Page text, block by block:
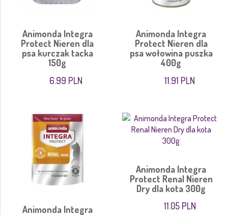
Animonda Integra
Protect Nieren dla
psa kurczak tacka
150g
6.99 PLN
Animonda Integra
Protect Nieren dla
psa wołowina puszka
400g
11.91 PLN
Animonda Integra
Animonda Integra
Protect Renal Nieren
Dry dla kota 300g
11.05 PLN